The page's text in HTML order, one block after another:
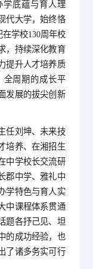
学底蕴与育人理
代大学，始终恪
学校130周年校
，持续深化教育
提升人才培养质
全周期的成长平
发展的拔尖创新
任刘坤、未来技
培养、在湘招生
中学校长交流研
郡中学、雅礼中
学特色与育人实
中课程体系贯通
题各抒己见、坦
的成功经验，也
了诸多务实可行